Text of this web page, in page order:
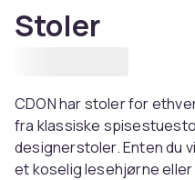
Stoler
CDON har stoler for
fra klassiske
designerstoler. Enten du
et koselig lesehjørne